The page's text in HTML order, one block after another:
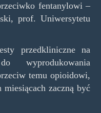
fentanylowi –
prof. Uniwersytetu
przedkliniczne na
wyprodukowania
temu opioidowi,
zaczną być